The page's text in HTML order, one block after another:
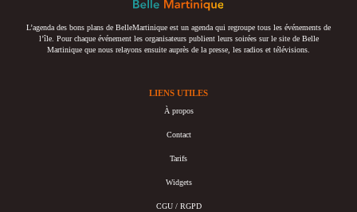
L’agenda des bons plans de BelleMartinique est un agenda qui regroupe tous les événements de
l’île. Pour chaque événement les organisateurs publient leurs soirées sur le site de Belle
Martinique que nous relayons ensuite auprès de la presse, les radios et télévisions.
LIENS UTILES
À propos
Contact
Tarifs
Widgets
CGU / RGPD